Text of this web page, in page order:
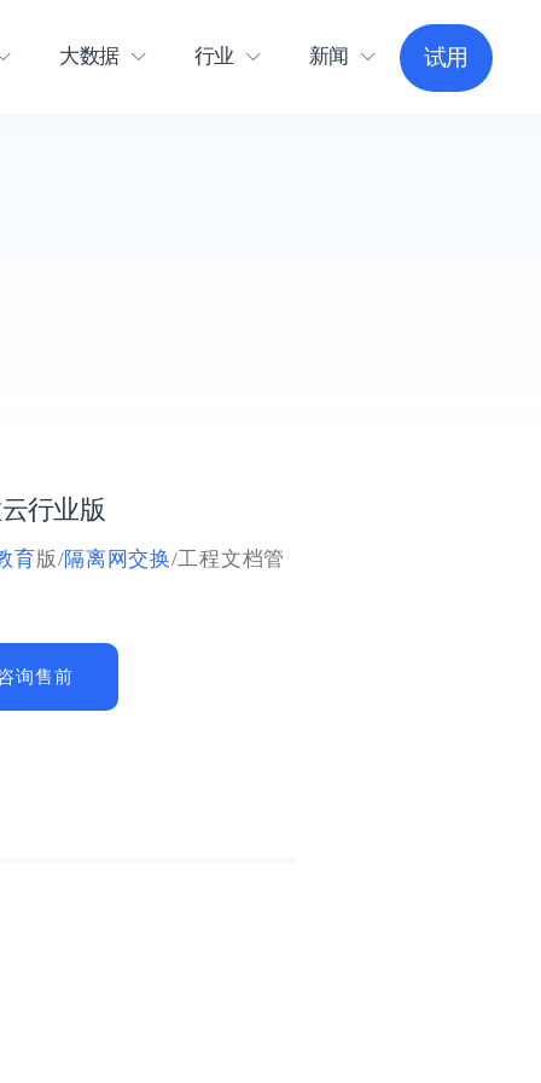
大数据 行业 新闻 试用
行业版
育版/隔离网交换/工程文档管
询售前